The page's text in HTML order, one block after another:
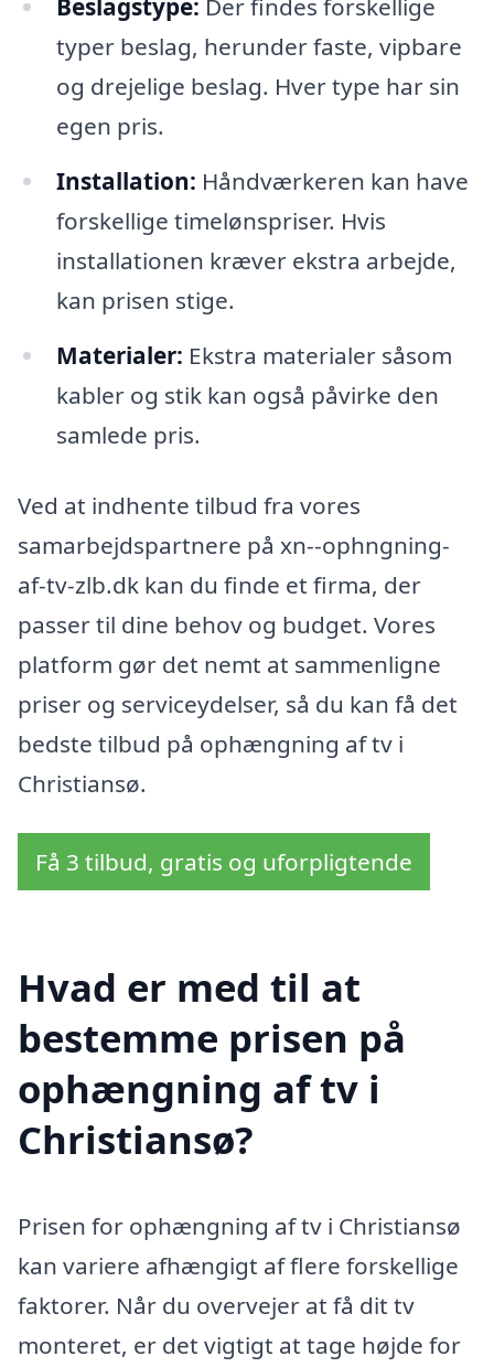
Beslagstype: Der findes forskellige
typer beslag, herunder faste, vipbare
og drejelige beslag. Hver type har sin
egen pris.
Installation: Håndværkeren kan have
forskellige timelønspriser. Hvis
installationen kræver ekstra arbejde,
kan prisen stige.
Materialer: Ekstra materialer såsom
kabler og stik kan også påvirke den
samlede pris.
Ved at indhente tilbud fra vores
samarbejdspartnere på xn--ophngning-
af-tv-zlb.dk kan du finde et firma, der
passer til dine behov og budget. Vores
platform gør det nemt at sammenligne
priser og serviceydelser, så du kan få det
bedste tilbud på ophængning af tv i
Christiansø.
Få 3 tilbud, gratis og uforpligtende
Hvad er med til at
bestemme prisen på
ophængning af tv i
Christiansø?
Prisen for ophængning af tv i Christiansø
kan variere afhængigt af flere forskellige
faktorer. Når du overvejer at få dit tv
monteret, er det vigtigt at tage højde for